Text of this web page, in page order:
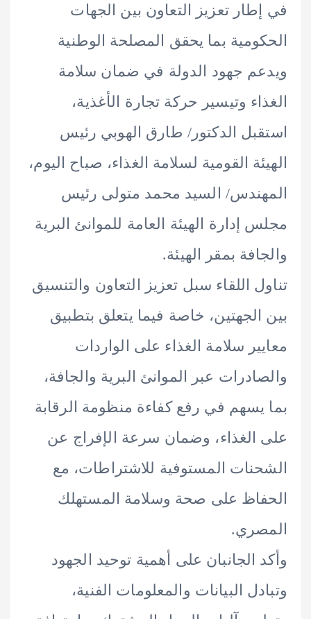
تعزيز التعاون بين الجهات
بما يحقق المصلحة الوطنية
جهود الدولة في ضمان سلامة
وتيسير حركة تجارة الأغذية،
الدكتور/ طارق الهوبي رئيس
القومية لسلامة الغذاء، صباح اليوم،
السيد محمد متولى رئيس
إدارة الهيئة العامة للموانئ البرية
بمقر الهيئة.
اللقاء سبل تعزيز التعاون والتنسيق
خاصة فيما يتعلق بتطبيق
سلامة الغذاء على الواردات
عبر الموانئ البرية والجافة،
في رفع كفاءة منظومة الرقابة
الغذاء، وضمان سرعة الإفراج عن
المستوفية للاشتراطات، مع
على صحة وسلامة المستهلك
الجانبان على أهمية توحيد الجهود
البيانات والمعلومات الفنية،